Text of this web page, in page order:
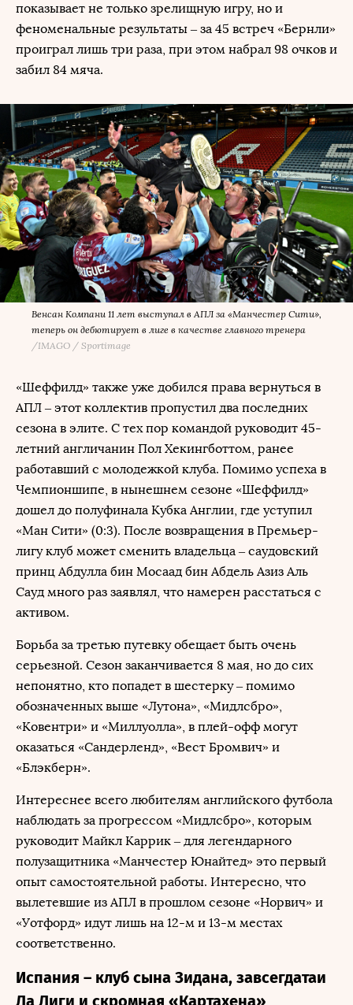
показывает не только зрелищную игру, но и
феноменальные результаты – за 45 встреч «Бернли»
проиграл лишь три раза, при этом набрал 98 очков и
забил 84 мяча.
Венсан Компани 11 лет выступал в АПЛ за «Манчестер Сити»,
теперь он дебютирует в лиге в качестве главного тренера
/IMAGO / Sportimage
«Шеффилд» также уже добился права вернуться в
АПЛ – этот коллектив пропустил два последних
сезона в элите. С тех пор командой руководит 45-
летний англичанин Пол Хекингботтом, ранее
работавший с молодежкой клуба. Помимо успеха в
Чемпионшипе, в нынешнем сезоне «Шеффилд»
дошел до полуфинала Кубка Англии, где уступил
«Ман Сити» (0:3). После возвращения в Премьер-
лигу клуб может сменить владельца – саудовский
принц Абдулла бин Мосаад бин Абдель Азиз Аль
Сауд много раз заявлял, что намерен расстаться с
активом.
Борьба за третью путевку обещает быть очень
серьезной. Сезон заканчивается 8 мая, но до сих
непонятно, кто попадет в шестерку – помимо
обозначенных выше «Лутона», «Мидлсбро»,
«Ковентри» и «Миллуолла», в плей-офф могут
оказаться «Сандерленд», «Вест Бромвич» и
«Блэкберн».
Интереснее всего любителям английского футбола
наблюдать за прогрессом «Мидлсбро», которым
руководит Майкл Каррик – для легендарного
полузащитника «Манчестер Юнайтед» это первый
опыт самостоятельной работы. Интересно, что
вылетевшие из АПЛ в прошлом сезоне «Норвич» и
«Уотфорд» идут лишь на 12-м и 13-м местах
соответственно.
Испания – клуб сына Зидана, завсегдатаи
Ла Лиги и скромная «Картахена»